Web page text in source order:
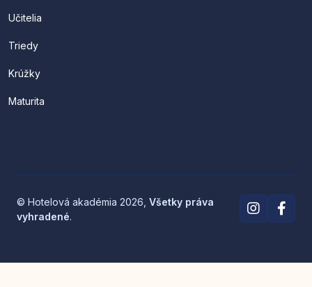
Učitelia
Triedy
Krúžky
Maturita
© Hotelová akadémia 2026, Všetky práva
vyhradené.